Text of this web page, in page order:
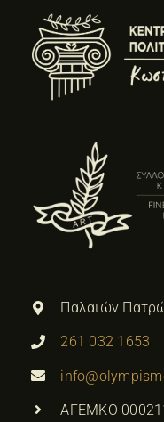
Παλαιών
261 032 1653
ΑΓΕΜΚΟ